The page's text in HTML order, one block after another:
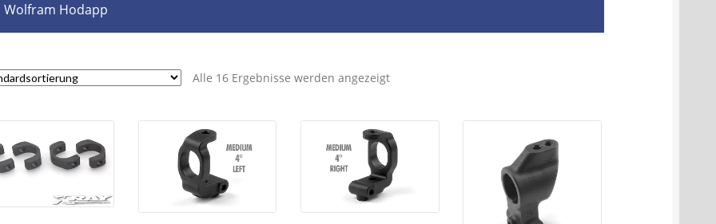
Wolfram Hodapp
Alle 16 Ergebnisse werden angezeigt